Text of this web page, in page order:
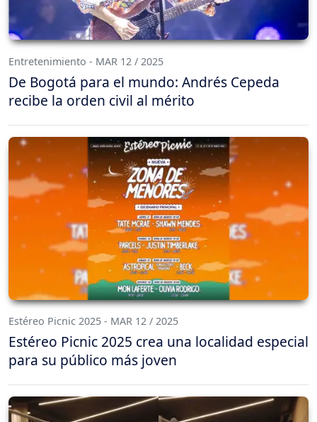
Entretenimiento - MAR 12 / 2025
De Bogotá para el mundo: Andrés Cepeda
recibe la orden civil al mérito
Estéreo Picnic 2025 - MAR 12 / 2025
Estéreo Picnic 2025 crea una localidad especial
para su público más joven